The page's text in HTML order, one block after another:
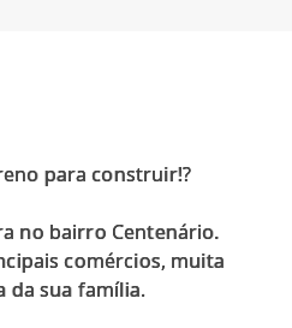
para construir!?
no bairro Centenário.
comércios, muita
da sua família.